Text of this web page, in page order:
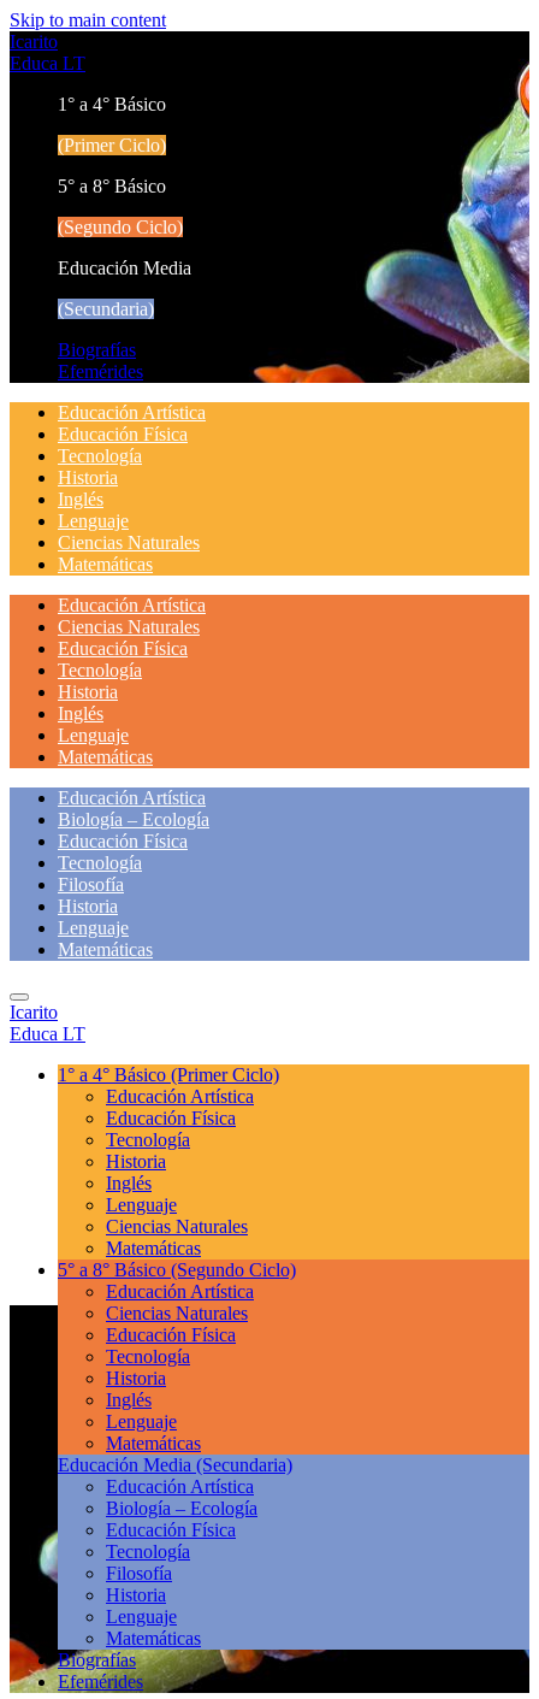
Skip to main content
Icarito
Educa LT
1° a 4° Básico
(Primer Ciclo)
5° a 8° Básico
(Segundo Ciclo)
Educación Media
(Secundaria)
Biografías
Efemérides
Educación Artística
Educación Física
Tecnología
Historia
Inglés
Lenguaje
Ciencias Naturales
Matemáticas
Educación Artística
Ciencias Naturales
Educación Física
Tecnología
Historia
Inglés
Lenguaje
Matemáticas
Educación Artística
Biología – Ecología
Educación Física
Tecnología
Filosofía
Historia
Lenguaje
Matemáticas
Icarito
Educa LT
1° a 4° Básico (Primer Ciclo)
Educación Artística
Educación Física
Tecnología
Historia
Inglés
Lenguaje
Ciencias Naturales
Matemáticas
5° a 8° Básico (Segundo Ciclo)
Educación Artística
Ciencias Naturales
Educación Física
Tecnología
Historia
Inglés
Lenguaje
Matemáticas
Educación Media (Secundaria)
Educación Artística
Biología – Ecología
Educación Física
Tecnología
Filosofía
Historia
Lenguaje
Matemáticas
Biografías
Efemérides